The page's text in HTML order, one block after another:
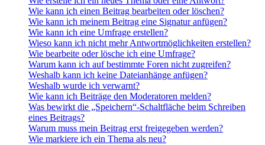
Wie kann ich einen Beitrag bearbeiten oder löschen?
Wie kann ich meinem Beitrag eine Signatur anfügen?
Wie kann ich eine Umfrage erstellen?
Wieso kann ich nicht mehr Antwortmöglichkeiten erstellen?
Wie bearbeite oder lösche ich eine Umfrage?
Warum kann ich auf bestimmte Foren nicht zugreifen?
Weshalb kann ich keine Dateianhänge anfügen?
Weshalb wurde ich verwarnt?
Wie kann ich Beiträge den Moderatoren melden?
Was bewirkt die „Speichern“-Schaltfläche beim Schreiben
eines Beitrags?
Warum muss mein Beitrag erst freigegeben werden?
Wie markiere ich ein Thema als neu?